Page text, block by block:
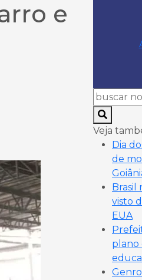
e
Veja
Dia
de
Brasil
visto
EUA
plano